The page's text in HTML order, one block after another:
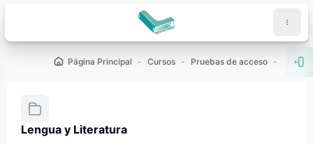
Página Principal Cursos Pruebas de acceso PAU -
Lengua y Literatura